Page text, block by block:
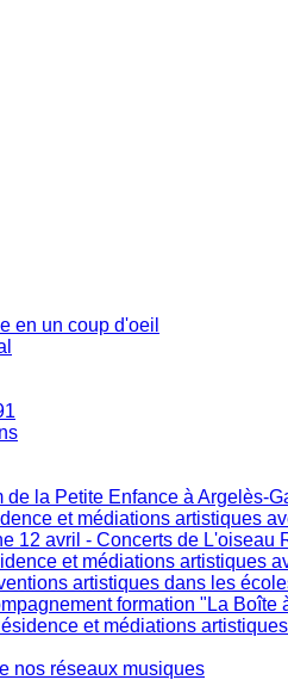
en un coup d'oeil
de la Petite Enfance à Argelès-
et médiations artistiques
12 avril - Concerts de L'oiseau
et médiations artistiques
artistiques dans les
formation "La Boîte
et médiations
nos réseaux musiques